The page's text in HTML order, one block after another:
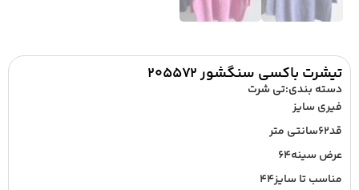
تیشرت باکسی سنگشور ۲۰۵۵۷۲
دسته بندی:تی شرت
فیری سایز
قد۶۲سانتی متر
عرض سینه۶۴
مناسب تا سایز۴۴